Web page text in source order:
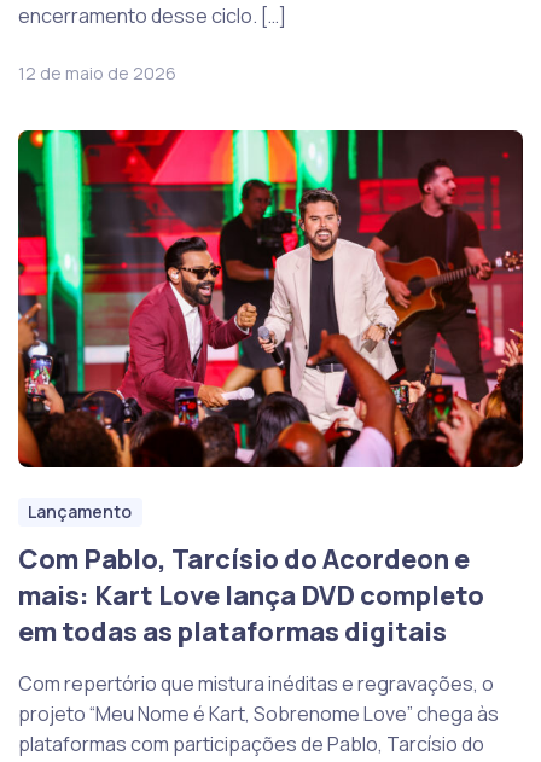
encerramento desse ciclo. […]
12 de maio de 2026
Lançamento
Com Pablo, Tarcísio do Acordeon e
mais: Kart Love lança DVD completo
em todas as plataformas digitais
Com repertório que mistura inéditas e regravações, o
projeto “Meu Nome é Kart, Sobrenome Love” chega às
plataformas com participações de Pablo, Tarcísio do